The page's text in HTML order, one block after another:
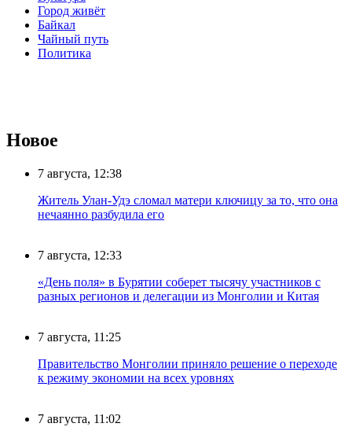
Город живёт
Байкал
Чайный путь
Политика
Новое
7 августа, 12:38
Житель Улан-Удэ сломал матери ключицу за то, что она
нечаянно разбудила его
7 августа, 12:33
«День поля» в Бурятии соберет тысячу участников с
разных регионов и делегации из Монголии и Китая
7 августа, 11:25
Правительство Монголии приняло решение о переходе
к режиму экономии на всех уровнях
7 августа, 11:02